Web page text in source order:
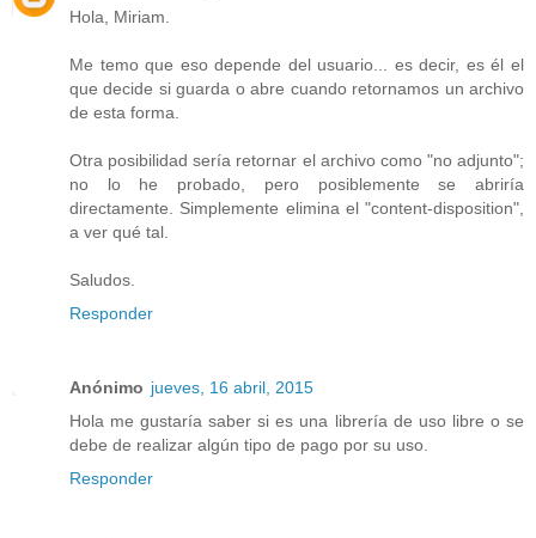
Hola, Miriam.
Me temo que eso depende del usuario... es decir, es él el
que decide si guarda o abre cuando retornamos un archivo
de esta forma.
Otra posibilidad sería retornar el archivo como "no adjunto";
no lo he probado, pero posiblemente se abriría
directamente. Simplemente elimina el "content-disposition",
a ver qué tal.
Saludos.
Responder
Anónimo jueves, 16 abril, 2015
Hola me gustaría saber si es una librería de uso libre o se
debe de realizar algún tipo de pago por su uso.
Responder